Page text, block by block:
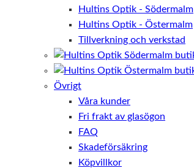
Hultins Optik - Södermalm
Hultins Optik - Östermalm
Tillverkning och verkstad
Övrigt
Våra kunder
Fri frakt av glasögon
FAQ
Skadeförsäkring
Köpvillkor